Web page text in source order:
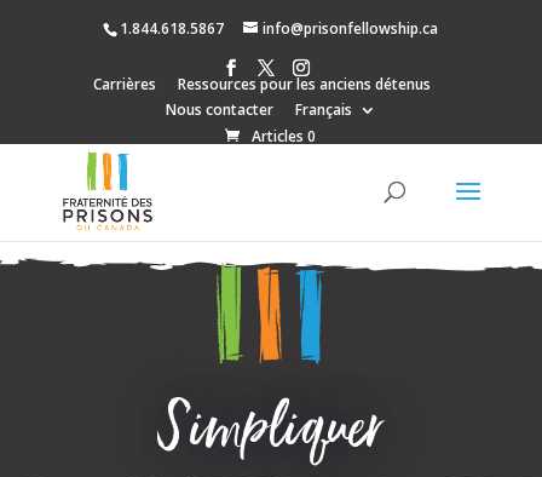
1.844.618.5867 info@prisonfellowship.ca
Carrières
Ressources pour les anciens détenus
Nous contacter
Français
Articles 0
S’impliquer